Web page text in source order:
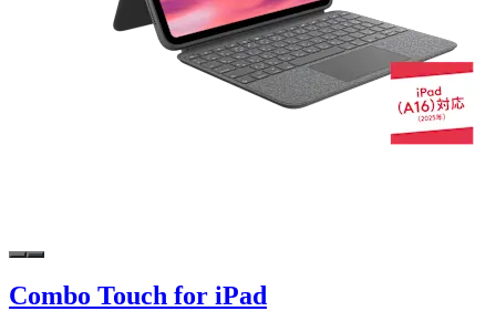
Combo Touch for iPad